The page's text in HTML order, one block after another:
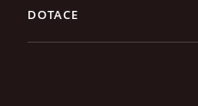
DOTACE